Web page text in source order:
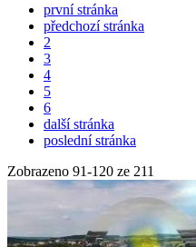
první stránka
předchozí stránka
2
3
4
5
6
další stránka
poslední stránka
Zobrazeno 91-120 ze 211